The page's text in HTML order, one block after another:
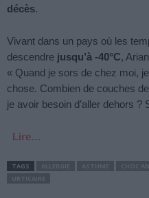
décès.
Vivant dans un pays où les
descendre jusqu’à -40°C,
« Quand je sors de chez moi,
chose. Combien de couches
je avoir besoin d’aller dehors
Lire…
TAGS